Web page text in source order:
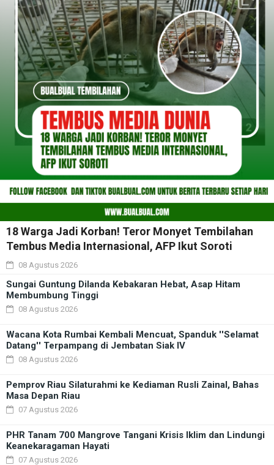
18 Warga Jadi Korban! Teror Monyet Tembilahan
Tembus Media Internasional, AFP Ikut Soroti
08 Agustus 2026
Sungai Guntung Dilanda Kebakaran Hebat, Asap Hitam
Membumbung Tinggi
08 Agustus 2026
Wacana Kota Rumbai Kembali Mencuat, Spanduk ''Selamat
Datang'' Terpampang di Jembatan Siak IV
08 Agustus 2026
Pemprov Riau Silaturahmi ke Kediaman Rusli Zainal, Bahas
Masa Depan Riau
07 Agustus 2026
PHR Tanam 700 Mangrove Tangani Krisis Iklim dan Lindungi
Keanekaragaman Hayati
07 Agustus 2026